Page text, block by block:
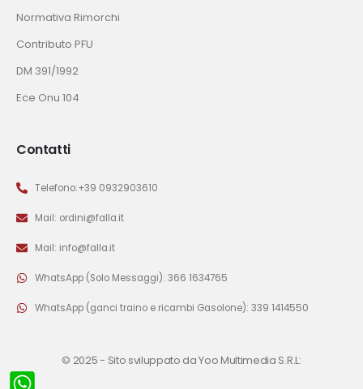
Normativa Rimorchi
Contributo PFU
DM 391/1992
Ece Onu 104
Contatti
Telefono:+39 0932903610
Mail: ordini@falla.it
Mail: info@falla.it
WhatsApp (Solo Messaggi): 366 1634765
WhatsApp (ganci traino e ricambi Gasolone): 339 1414550
© 2025 - Sito sviluppato da Yoo Multimedia S.R.L: